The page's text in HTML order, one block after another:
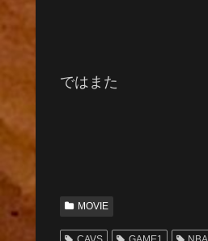
ではまた
MOVIE